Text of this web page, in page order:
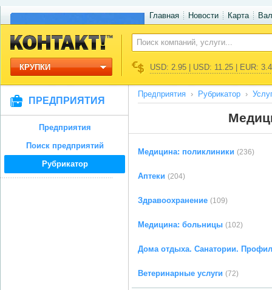
Главная Новости Карта
КРУПКИ USD: 2.95 | USD: 11.25 | EUR:
ПРЕДПРИЯТИЯ
Предприятия
Поиск предприятий
Рубрикатор
Предприятия Рубрикатор
Медицина: поликлиники (236)
Аптеки (204)
Здравоохранение (109)
Медицина: больницы (102)
Дома отдыха. Санатории.
Ветеринарные услуги (72)